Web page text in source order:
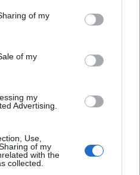
behaviour. You may click to
and its third-party tags to
purposes in below Google
of my
of my
my
Advertising.
Use,
of my
with the
collected.
con las expectativas.
4.200.000, 34 puntos)
ha alcanzado la cifra
una cifra notable para un
34 los ha conseguido en sus